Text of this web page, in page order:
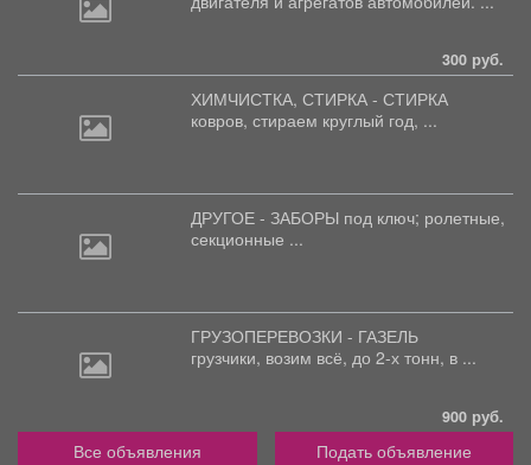
300 руб.
ХИМЧИСТКА, СТИРКА - СТИРКА
ковров, стираем круглый год, ...
ДРУГОЕ - ЗАБОРЫ под ключ; ролетные,
секционные ...
ГРУЗОПЕРЕВОЗКИ - ГАЗЕЛЬ
грузчики, возим всё, до 2-х тонн, в ...
900 руб.
Все объявления Подать объявление